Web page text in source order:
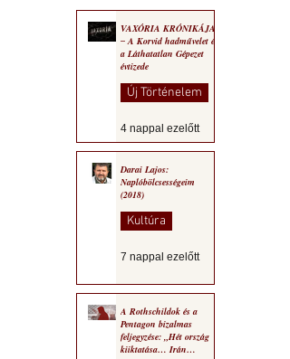
VAXÓRIA KRÓNIKÁJA
‒ A Korvid hadművelet és
a Láthatatlan Gépezet
évtizede
Új Történelem
4 nappal ezelőtt
Darai Lajos:
Naplóbölcsességeim
(2018)
Kultúra
7 nappal ezelőtt
A Rothschildok és a
Pentagon bizalmas
feljegyzése: „Hét ország
kiiktatása… Irán